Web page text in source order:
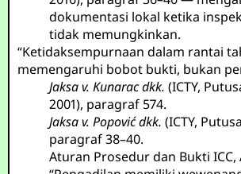
dokumentasi lokal ketika
tidak memungkinkan.
“Ketidaksempurnaan dalam rantai
memengaruhi bobot bukti, bukan
Jaksa v. Kunarac dkk. (ICTY,
2001), paragraf 574.
Jaksa v. Popović dkk. (ICTY,
paragraf 38–40.
Aturan Prosedur dan Bukti ICC,